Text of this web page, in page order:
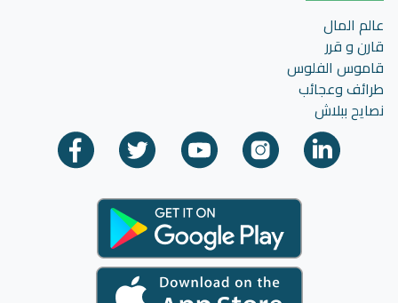
عالم المال
قارن و قرر
قاموس الفلوس
طرائف وعجائب
نصايح ببلاش